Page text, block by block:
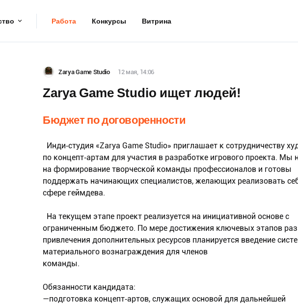
Работа Конкурсы Витрина
Zarya Game Studio 12 мая, 14:06
Zarya Game Studio ищет людей!
Бюджет по договоренности
Инди‑студия «Zarya Game Studio» приглашает к сотрудничеству
по концепт‑артам для участия в разработке игрового проекта. Мы
на формирование творческой команды профессионалов и готовы
поддержать начинающих специалистов, желающих реализовать
сфере геймдева.
На текущем этапе проект реализуется на инициативной основе с
ограниченным бюджето. По мере достижения ключевых этапов
привлечения дополнительных ресурсов планируется введение
материального вознаграждения для членов
команды.
Обязанности кандидата:
—подготовка концепт‑артов, служащих основой для дальнейшей